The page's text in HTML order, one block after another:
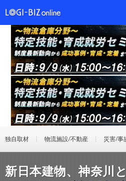
独自取材 物流施設/不動産 災害/事
新日本建物、神奈川